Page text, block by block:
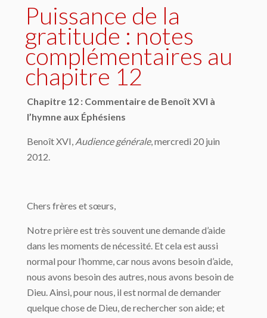
Puissance de la
gratitude : notes
complémentaires au
chapitre 12
Chapitre 12 : Commentaire de Benoît XVI à
l’hymne aux Éphésiens
Benoît XVI, Audience générale, mercredi 20 juin
2012.
Chers frères et sœurs,
Notre prière est très souvent une demande d’aide
dans les moments de nécessité. Et cela est aussi
normal pour l’homme, car nous avons besoin d’aide,
nous avons besoin des autres, nous avons besoin de
Dieu. Ainsi, pour nous, il est normal de demander
quelque chose de Dieu, de rechercher son aide; et